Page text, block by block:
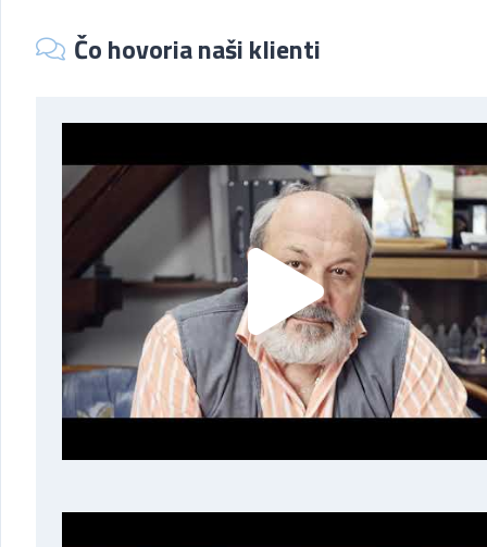
Čo hovoria naši klienti